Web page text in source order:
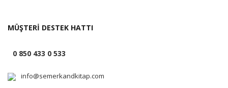
MÜŞTERİ DESTEK HATTI
0 850 433 0 533
info@semerkandkitap.com